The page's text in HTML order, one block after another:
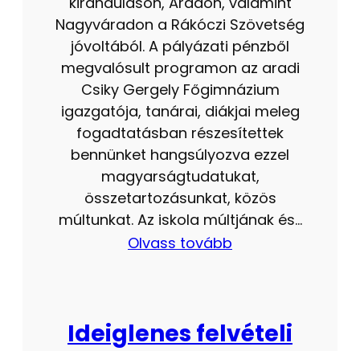
Nagyváradon a Rákóczi Szövetség
jóvoltából. A pályázati pénzből
megvalósult programon az aradi
Csiky Gergely Főgimnázium
igazgatója, tanárai, diákjai meleg
fogadtatásban részesítettek
bennünket hangsúlyozva ezzel
magyarságtudatukat,
összetartozásunkat, közös
múltunkat. Az iskola múltjának és…
Olvass tovább
Ideiglenes felvételi